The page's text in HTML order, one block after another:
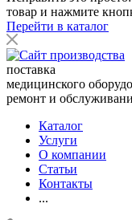
товар и нажмите
Перейти в каталог
поставка
медицинского
ремонт и
Каталог
Услуги
О компании
Статьи
Контакты
...